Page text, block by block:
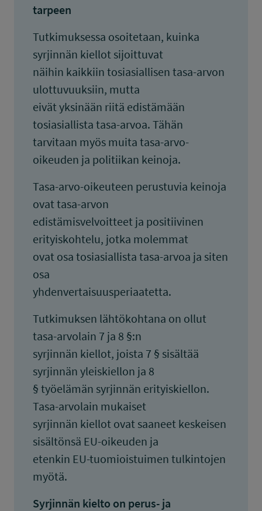
tarpeen
Tutkimuksessa osoitetaan, kuinka
syrjinnän kiellot sijoittuvat
näihin kaikkiin tosiasiallisen tasa-arvon
ulottuvuuksiin, mutta
eivät yksinään riitä edistämään
tosiasiallista tasa-arvoa. Tähän
tarvitaan myös muita tasa-arvo-
oikeuden ja politiikan keinoja.
Tasa-arvo-oikeuteen perustuvia keinoja
ovat tasa-arvon
edistämisvelvoitteet ja positiivinen
erityiskohtelu, jotka molemmat
ovat osa tosiasiallista tasa-arvoa ja siten
osa
yhdenvertaisuusperiaatetta.
Tutkimuksen lähtökohtana on ollut
tasa-arvolain 7 ja 8 §:n
syrjinnän kiellot, joista 7 § sisältää
syrjinnän yleiskiellon ja 8
§ työelämän syrjinnän erityiskiellon.
Tasa-arvolain mukaiset
syrjinnän kiellot ovat saaneet keskeisen
sisältönsä EU-oikeuden ja
etenkin EU-tuomioistuimen tulkintojen
myötä.
Syrjinnän kielto on perus- ja